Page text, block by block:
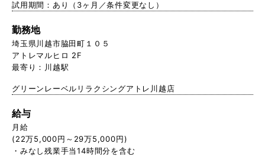
試用期間：あり（3ヶ月／条件変更なし）
勤務地
埼玉県川越市脇田町１０５
アトレマルヒロ 2F
最寄り：川越駅
グリーンレーベルリラクシングアトレ川越店
給与
月給
(22万5,000円～29万5,000円)
・みなし残業手当14時間分を含む